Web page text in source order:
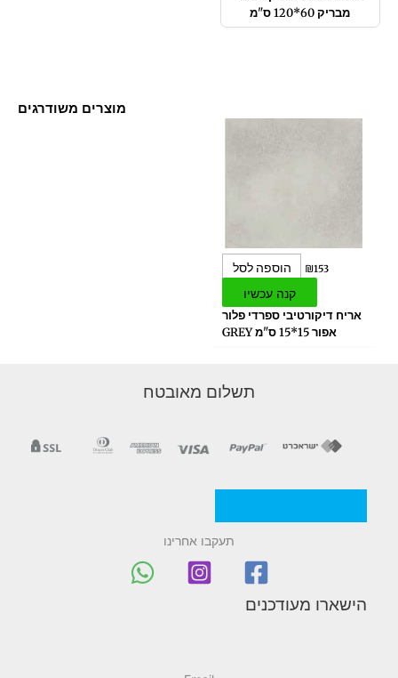
מבריק 60*120 ס"מ
מוצרים משודרגים
₪153 הוספה לסל
קנה עכשיו
אריח דיקורטיבי ספרדי פלור
אפור 15*15 ס"מ GREY
תשלום מאובטח
תעקבו אחרינו
הישארו מעודכנים